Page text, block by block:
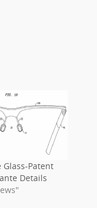
Glass-Patent
Details